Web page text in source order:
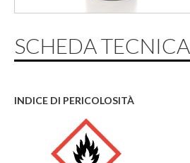
SCHEDA TECNICA
INDICE DI PERICOLOSITÀ